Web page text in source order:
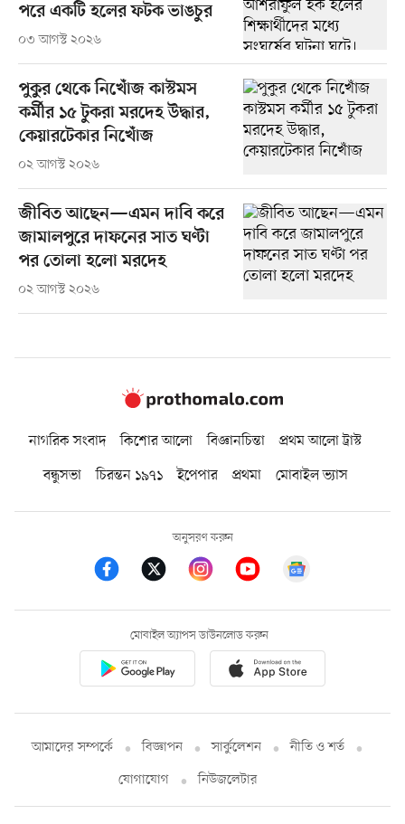
পরে একটি হলের ফটক ভাঙচুর
০৩ আগস্ট ২০২৬
পুকুর থেকে নিখোঁজ কাস্টমস
কর্মীর ১৫ টুকরা মরদেহ উদ্ধার,
কেয়ারটেকার নিখোঁজ
০২ আগস্ট ২০২৬
জীবিত আছেন—এমন দাবি করে
জামালপুরে দাফনের সাত ঘণ্টা
পর তোলা হলো মরদেহ
০২ আগস্ট ২০২৬
নাগরিক সংবাদ কিশোর আলো বিজ্ঞানচিন্তা
প্রথম আলো ট্রাস্ট
বন্ধুসভা
চিরন্তন ১৯৭১ ইপেপার প্রথমা মোবাইল ভ্যাস
অনুসরণ করুন
মোবাইল অ্যাপস ডাউনলোড করুন
আমাদের সম্পর্কে বিজ্ঞাপন সার্কুলেশন
নীতি ও শর্ত
যোগাযোগ
নিউজলেটার